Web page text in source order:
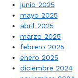
junio 2025
mayo 2025
abril 2025
marzo 2025
febrero 2025
enero 2025
diciembre 2024